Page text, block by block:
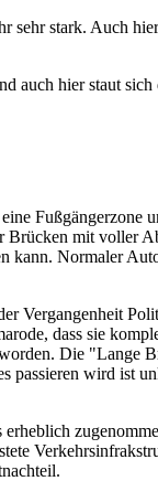
sehr stark. Auch
auch hier staut
Fußgängerzone
Brücken mit voller
kann. Normaler
Vergangenheit
dass sie
Die "Lange
passieren wird ist